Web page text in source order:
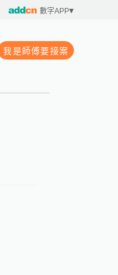
數字APP
我是師傅要接案